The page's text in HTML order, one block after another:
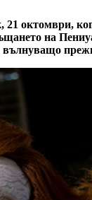
октомври,
на